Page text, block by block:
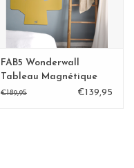
FAB5 Wonderwall
Tableau Magnétique
CACTUS jaune
€189,95 €139,95